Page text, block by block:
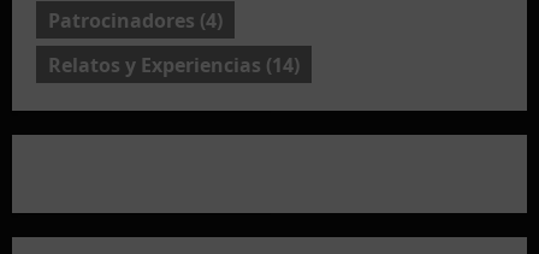
Patrocinadores (4)
Relatos y Experiencias (14)